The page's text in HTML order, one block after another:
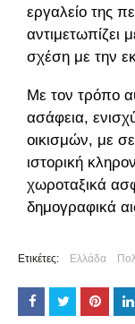
εργαλείο της
αντιμετωπίζει
σχέση με την
Με τον τρόπο
ασάφεια,
οικισμών, με
ιστορική
χωροταξικά
δημογραφικά
Ετικέτες: Ελλάδα